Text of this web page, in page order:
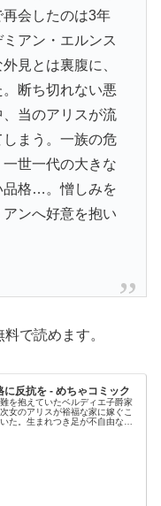
会したのは3年
アン・エルンス
見とは裏腹に、
断ち切れない悪
当のアリスが流
まう。一族の危
世一代の大きな
品格…。憎しみを
ンへ好意を抱い
で読めます。
に反抗を - めちゃコミック
を抱えていたベルディエ子爵家
女のアリスが裕福な家に嫁ぐこ
た。生まれつき足が不自由な長